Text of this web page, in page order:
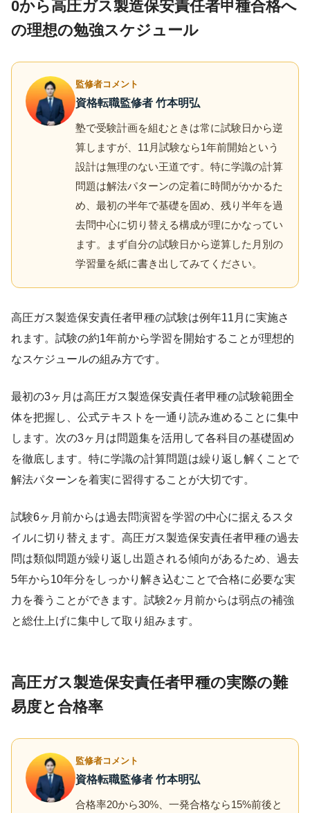
0から高圧ガス製造保安責任者甲種合格へ
の理想の勉強スケジュール
監修者コメント
資格転職監修者 竹本明弘
塾で受験計画を組むときは常に試験日から逆
算しますが、11月試験なら1年前開始という
設計は無理のない王道です。特に学識の計算
問題は解法パターンの定着に時間がかかるた
め、最初の半年で基礎を固め、残り半年を過
去問中心に切り替える構成が理にかなってい
ます。まず自分の試験日から逆算した月別の
学習量を紙に書き出してみてください。
高圧ガス製造保安責任者甲種の試験は例年11月に実施さ
れます。試験の約1年前から学習を開始することが理想的
なスケジュールの組み方です。
最初の3ヶ月は高圧ガス製造保安責任者甲種の試験範囲全
体を把握し、公式テキストを一通り読み進めることに集中
します。次の3ヶ月は問題集を活用して各科目の基礎固め
を徹底します。特に学識の計算問題は繰り返し解くことで
解法パターンを着実に習得することが大切です。
試験6ヶ月前からは過去問演習を学習の中心に据えるスタ
イルに切り替えます。高圧ガス製造保安責任者甲種の過去
問は類似問題が繰り返し出題される傾向があるため、過去
5年から10年分をしっかり解き込むことで合格に必要な実
力を養うことができます。試験2ヶ月前からは弱点の補強
と総仕上げに集中して取り組みます。
高圧ガス製造保安責任者甲種の実際の難
易度と合格率
監修者コメント
資格転職監修者 竹本明弘
合格率20から30%、一発合格なら15%前後と